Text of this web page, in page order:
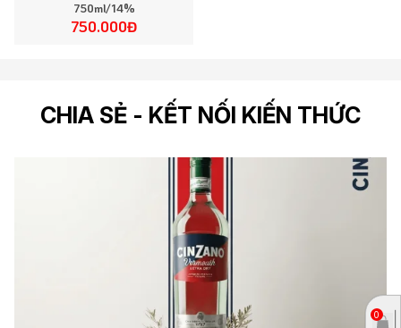
750ml/14%
750.000Đ
CHIA SẺ - KẾT NỐI KIẾN THỨC
0